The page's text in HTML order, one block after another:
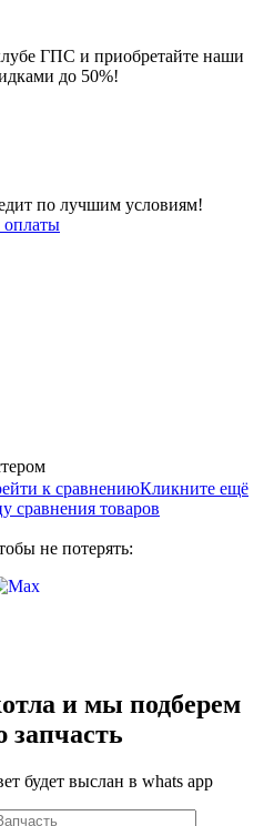
ГПС и приобретайте наши
до 50%!
по лучшим условиям!
оплаты
к сравнениюКликните ещё
сравнения товаров
не потерять:
и мы подберем
запчасть
будет выслан в whats app